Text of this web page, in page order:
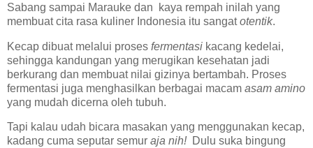
Sabang sampai Marauke dan kaya rempah inilah yang
membuat cita rasa kuliner Indonesia itu sangatotentik.
Kecap dibuat melalui proses fermentasi kacang kedelai,
sehingga kandungan yang merugikan kesehatan jadi
berkurang dan membuat nilai gizinya bertambah. Proses
fermentasi juga menghasilkan berbagai macam asam amino
yang mudah dicerna oleh tubuh.
Tapi kalau udah bicara masakan yang menggunakan kecap,
kadang cuma seputar semur aja nih! Dulu suka bingung